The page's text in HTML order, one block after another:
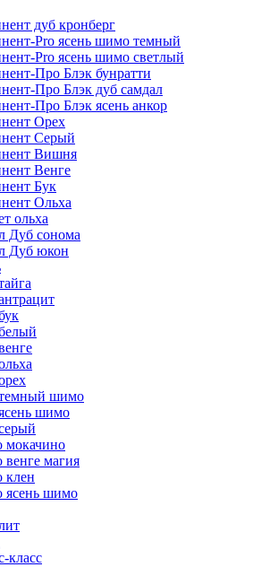
дуб кронберг
Pro ясень шимо темный
Pro ясень шимо светлый
Про Блэк бунратти
Про Блэк дуб самдал
Про Блэк ясень анкор
Орех
Серый
Вишня
Венге
Бук
Ольха
ольха
Дуб сонома
Дуб юкон
шимо
шимо
мокачино
магия
клен
ясень шимо
класс